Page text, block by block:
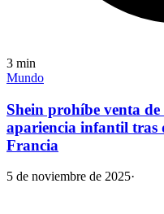
3 min
Mundo
Shein prohíbe venta de
apariencia infantil tras
Francia
5 de noviembre de 2025·